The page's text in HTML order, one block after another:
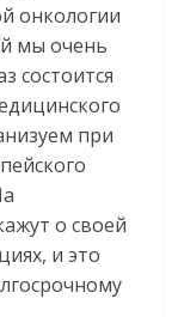
онкологии
мы очень
состоится
при
о своей
и это